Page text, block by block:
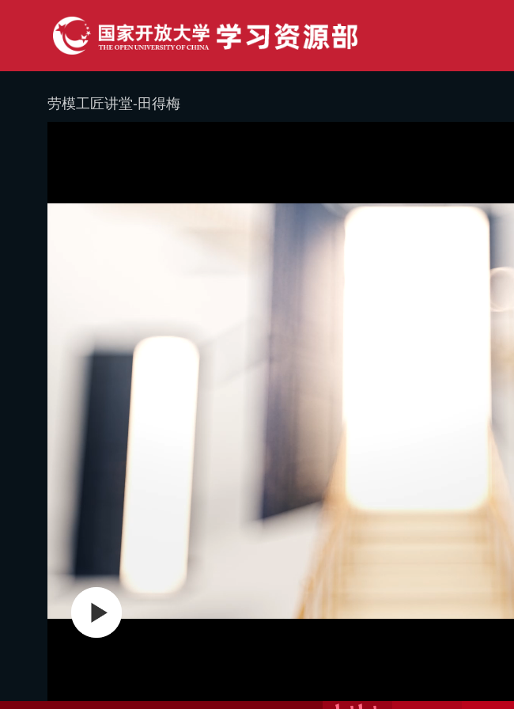
劳模工匠讲堂-田得梅